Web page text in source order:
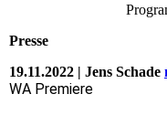
Presse
19.11.2022 | Jens Schade
WA Premiere